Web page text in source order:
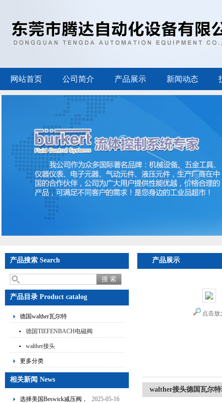
网站首页 公司简介 产品展示 新闻动态
产品搜索 Search
产品目录 Product catalog
德国walther瓦尔特
德国TIEFENBACH电磁阀
walther接头
更多分类
相关新闻 News
选择美国Beswick减压阀，
2025-05-16
产品展示
点击放
walther接头德国瓦尔